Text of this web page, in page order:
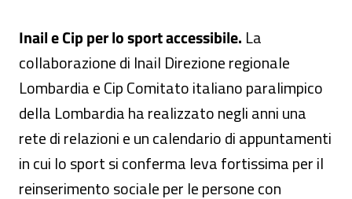
Inail e Cip per lo sport accessibile. La
collaborazione di Inail Direzione regionale
Lombardia e Cip Comitato italiano paralimpico
della Lombardia ha realizzato negli anni una
rete di relazioni e un calendario di appuntamenti
in cui lo sport si conferma leva fortissima per il
reinserimento sociale per le persone con